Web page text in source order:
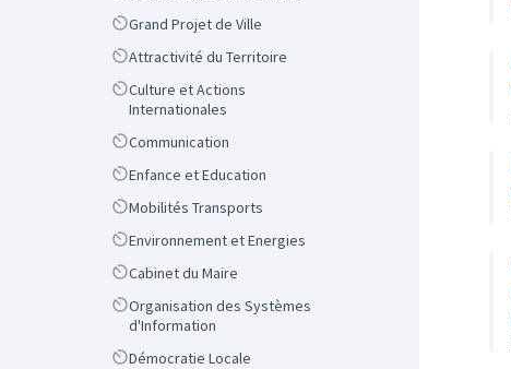
ScopeGrand Projet de Ville
ScopeAttractivité du Territoire
Scope
Culture et Actions
Internationales
ScopeCommunication
ScopeEnfance et Education
ScopeMobilités Transports
ScopeEnvironnement et Energies
ScopeCabinet du Maire
Scope
Organisation des Systèmes
d'Information
ScopeDémocratie Locale